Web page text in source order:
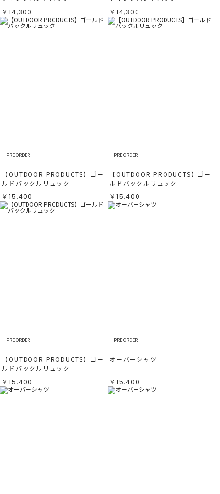
￥14,300
￥14,300
PRE ORDER
【OUTDOOR PRODUCTS】ゴー
ルドバックルリュック
￥15,400
PRE ORDER
【OUTDOOR PRODUCTS】ゴー
ルドバックルリュック
￥15,400
PRE ORDER
【OUTDOOR PRODUCTS】ゴー
ルドバックルリュック
￥15,400
PRE ORDER
オーバーシャツ
￥15,400